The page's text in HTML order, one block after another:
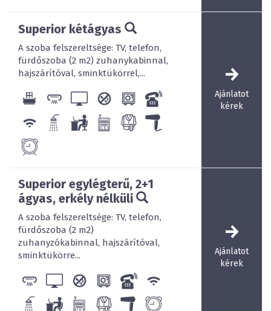
Superior kétágyas
A szoba felszereltsége: TV, telefon,
fürdőszoba (2 m2) zuhanykabinnal,
hajszárítóval, sminktükörrel,...
Ajánlatot
kérek
Superior egylégterű, 2+1
ágyas, erkély nélküli
A szoba felszereltsége: TV, telefon,
fürdőszoba (2 m2)
zuhanyzókabinnal, hajszárítóval,
sminktükörre...
Ajánlatot
kérek